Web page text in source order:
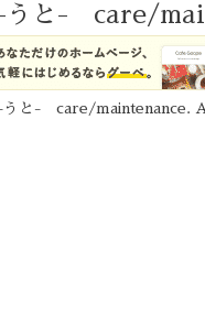
-うと- care/
-うと- care/maintenance .